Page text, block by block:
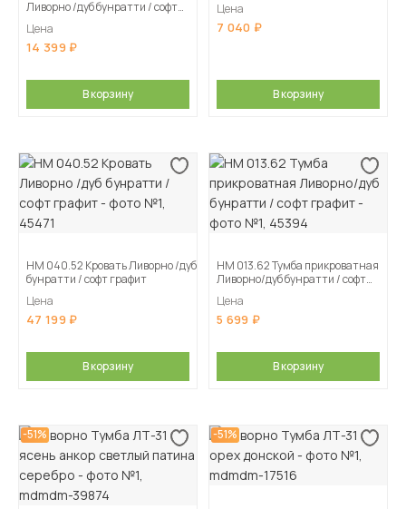
Ливорно /дуб бунратти / софт
Цена
14 399
В корзину
Цена
7 040
В корзину
НМ 040.52 Кровать Ливорно /дуб
бунратти / софт графит
Цена
47 199
В корзину
НМ 013.62 Тумба прикроватная
Ливорно/дуб бунратти / софт
Цена
5 699
В корзину
-51% -51%